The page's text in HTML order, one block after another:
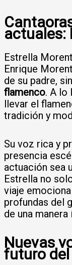
actuales:
Estrella
Enrique
de su padre,
flamenco. A lo
llevar el
tradición y
Su voz rica y
presencia
actuación sea
Estrella no
viaje
profundas del
de una
Nuevas
futuro